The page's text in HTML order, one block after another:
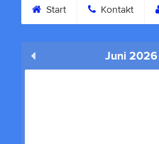
Start Kontakt
Juni 2026